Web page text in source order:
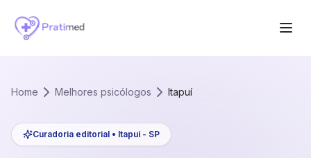
Home Melhores psicólogos Itapuí
Curadoria editorial • Itapuí- SP